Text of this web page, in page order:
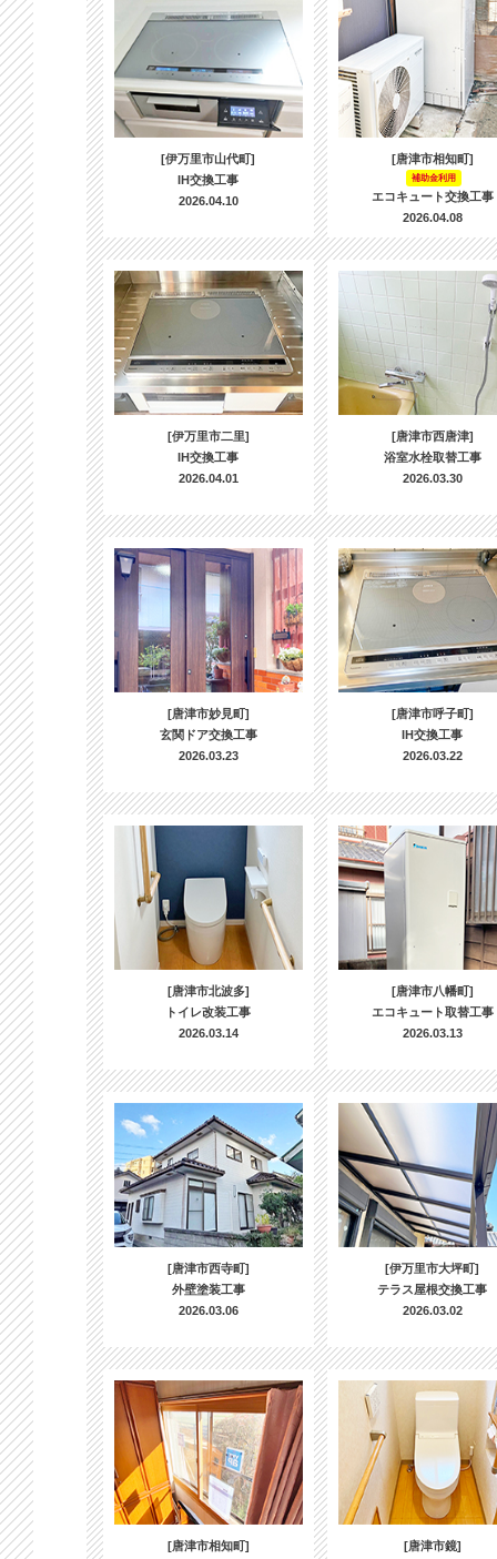
[伊万里市山代町]
IH交換工事
2026.04.10
[唐津市相知町]
補助金利用
エコキュート交換工事
2026.04.08
[伊万里市二里]
IH交換工事
2026.04.01
[唐津市西唐津]
浴室水栓取替工事
2026.03.30
[唐津市妙見町]
玄関ドア交換工事
2026.03.23
[唐津市呼子町]
IH交換工事
2026.03.22
[唐津市北波多]
トイレ改装工事
2026.03.14
[唐津市八幡町]
エコキュート取替工事
2026.03.13
[唐津市西寺町]
外壁塗装工事
2026.03.06
[伊万里市大坪町]
テラス屋根交換工事
2026.03.02
[唐津市相知町]
[唐津市鏡]